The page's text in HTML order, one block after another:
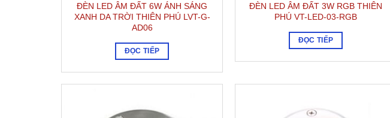
ĐÈN LED ÂM ĐẤT 6W ÁNH SÁNG
XANH DA TRỜI THIÊN PHÚ LVT-G-
AD06
ĐỌC TIẾP
ĐÈN LED ÂM ĐẤT 3W RGB THIÊN
PHÚ VT-LED-03-RGB
ĐỌC TIẾP